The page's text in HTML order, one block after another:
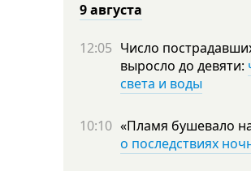
9 августа
12:05 Число
выросло до девяти:
света и воды
10:10 «Пламя бушевало
о последствиях